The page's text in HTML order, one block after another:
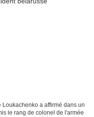
a affirmé dans un
le rang de colonel de l'armée